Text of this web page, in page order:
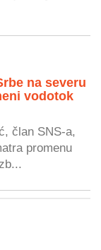
na severu
vodotok
član SNS-a,
promenu